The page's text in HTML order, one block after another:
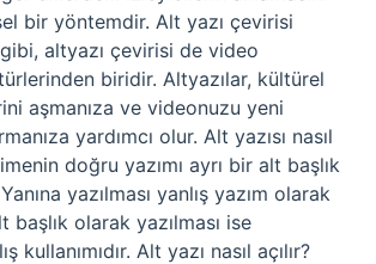
bir yöntemdir. Alt yazı çevirisi
altyazı çevirisi de video
biridir. Altyazılar, kültürel
aşmanıza ve videonuzu yeni
yardımcı olur. Alt yazısı nasıl
doğru yazımı ayrı bir alt başlık
yazılması yanlış yazım olarak
başlık olarak yazılması ise
kullanımıdır. Alt yazı nasıl açılır?